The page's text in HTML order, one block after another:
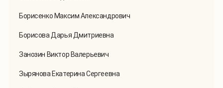
Борисенко Максим Александрович
Борисова Дарья Дмитриевна
Занозин Виктор Валерьевич
Зырянова Екатерина Сергеевна